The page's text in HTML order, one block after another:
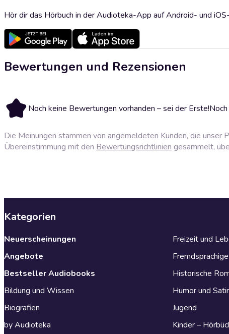
Hör dir das Hörbuch in der Audioteka-App auf Android- und
Bewertungen und Rezensionen
Noch keine Bewertungen vorhanden – sei der Erste!
Die Meinungen stammen von angemeldeten Kunden, die
Übereinstimmung mit den Bewertungsrichtlinien gesammelt,
Kategorien
Neuerscheinungen
Angebote
Bestseller Audiobooks
Bildung und Wissen
Biografien
by Audioteka
Freizeit und
Historische
Humor und
Jugend
Kinder –